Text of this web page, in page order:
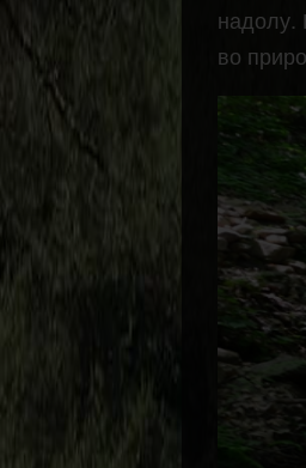
надолу.
во